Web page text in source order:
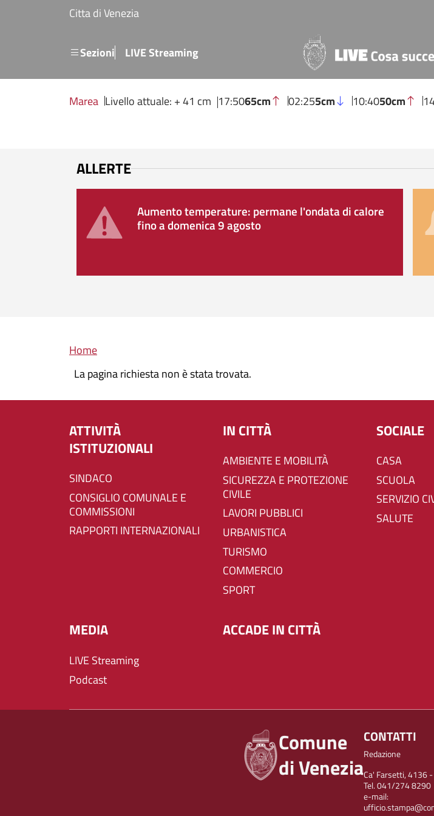
Salta al contenuto principale
Citta di Venezia
SezioniMenu secondario
LIVE Streaming
Marea Livello attuale: + 41 cm 17:5065cm 02:255cm 10:4050cm
ALLERTE
Aumento temperature: permane l'ondata di calore
fino a domenica 9 agosto
Briciole di pane
Home
La pagina richiesta non è stata trovata.
ATTIVITÀ
ISTITUZIONALI
SINDACO
CONSIGLIO COMUNALE E
COMMISSIONI
RAPPORTI INTERNAZIONALI
IN CITTÀ
AMBIENTE E MOBILITÀ
SICUREZZA E PROTEZIONE
CIVILE
LAVORI PUBBLICI
URBANISTICA
TURISMO
COMMERCIO
SPORT
SOCIALE
CASA
SCUOLA
SERVIZIO
SALUTE
MEDIA
LIVE Streaming
Podcast
ACCADE IN CITTÀ
Comune
di Venezia
CONTATTI
Redazione
Ca' Farsetti, 4136
Tel. 041/274 8290
e-mail: